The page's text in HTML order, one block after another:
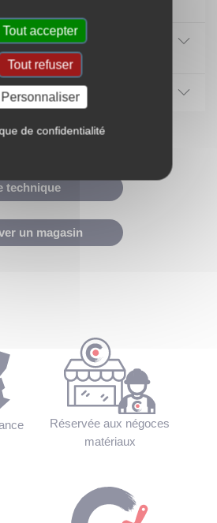
technique
un magasin
Réservée aux négoces
matériaux
Tout accepter
Tout refuser
Personnaliser
de confidentialité